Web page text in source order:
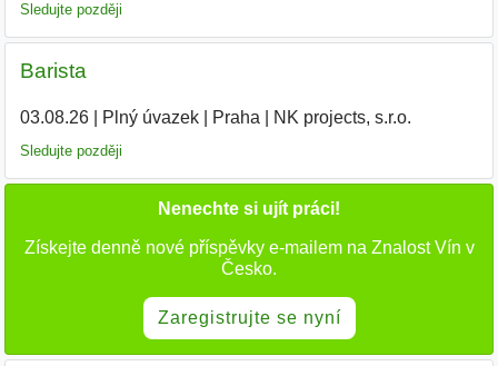
Sledujte později
Barista
03.08.26| Plný úvazek| Praha NK projects, s.r.o.
Sledujte později
Nenechte si ujít práci!
Získejte denně nové příspěvky e-mailem na Znalost Vín v
Česko.
Zaregistrujte se nyní